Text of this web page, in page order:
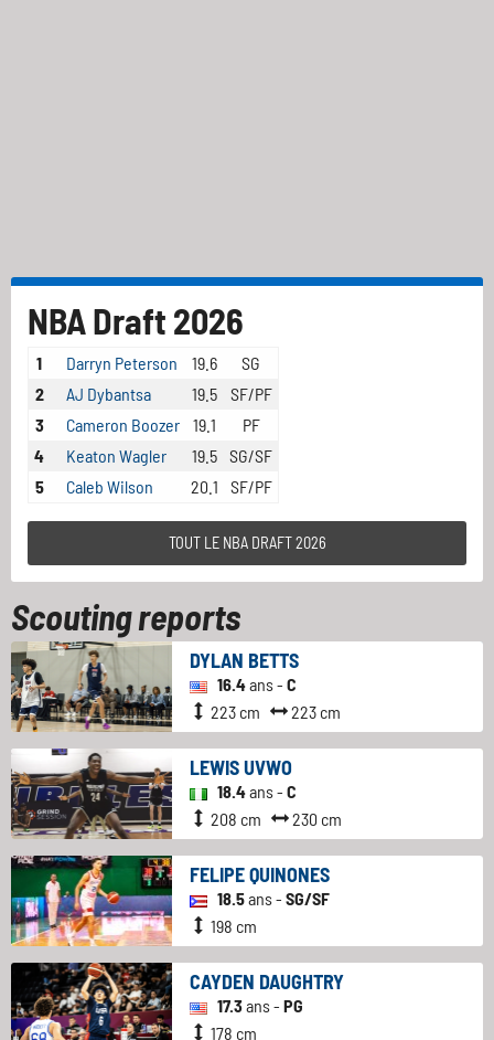
NBA Draft 2026
1 Darryn Peterson 19.6
SG
2
AJ Dybantsa 19.5
SF/PF
3
Cameron Boozer 19.1
PF
4
Keaton Wagler 19.5 SG/SF
5
Caleb Wilson 20.1 SF/PF
TOUT LE NBA DRAFT 2026
Scouting reports
DYLAN BETTS
16.4ans - C
223 cm
223 cm
LEWIS UVWO
18.4ans - C
208 cm
230 cm
FELIPE QUINONES
18.5ans - SG/SF
198 cm
CAYDEN DAUGHTRY
17.3ans - PG
178 cm